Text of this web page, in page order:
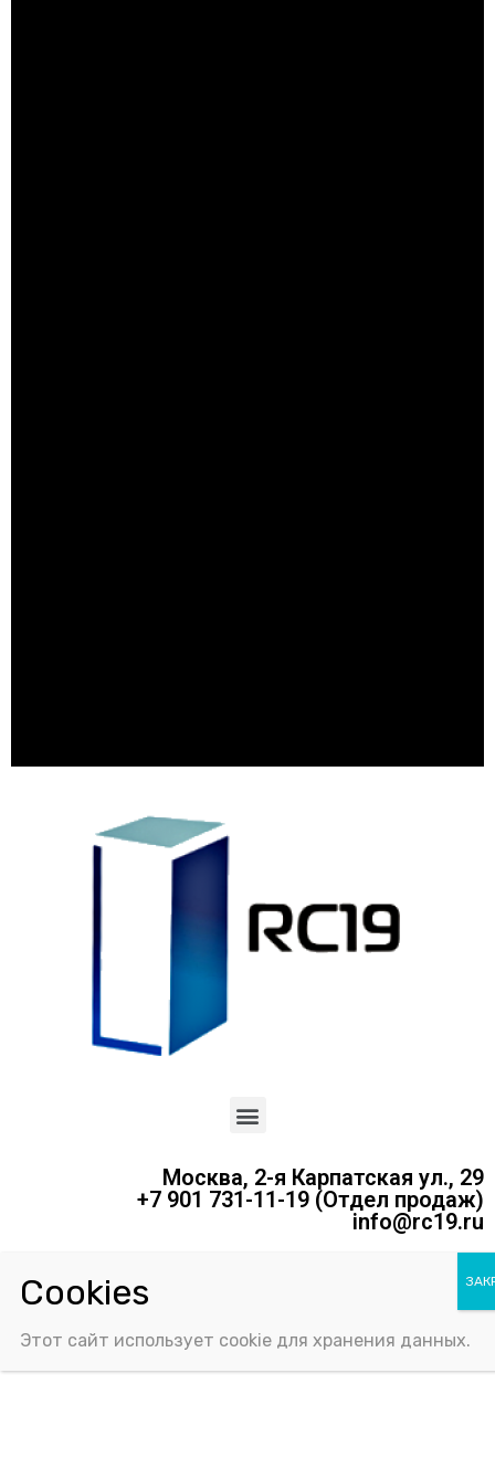
Москва, 2-я Карпатская ул., 29
+7 901 731-11-19 (Отдел продаж)
info@rc19.ru
Политика конфиденциальности
Соглашение об использовании Cookie-файлов
Этот сайт использует cookie для хранения данных.